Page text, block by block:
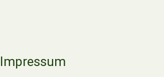
Impressum